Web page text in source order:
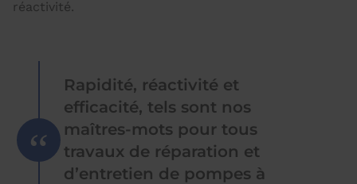
réactivité.
Rapidité, réactivité et
efficacité, tels sont nos
maîtres-mots pour tous
travaux de réparation et
d’entretien de pompes à